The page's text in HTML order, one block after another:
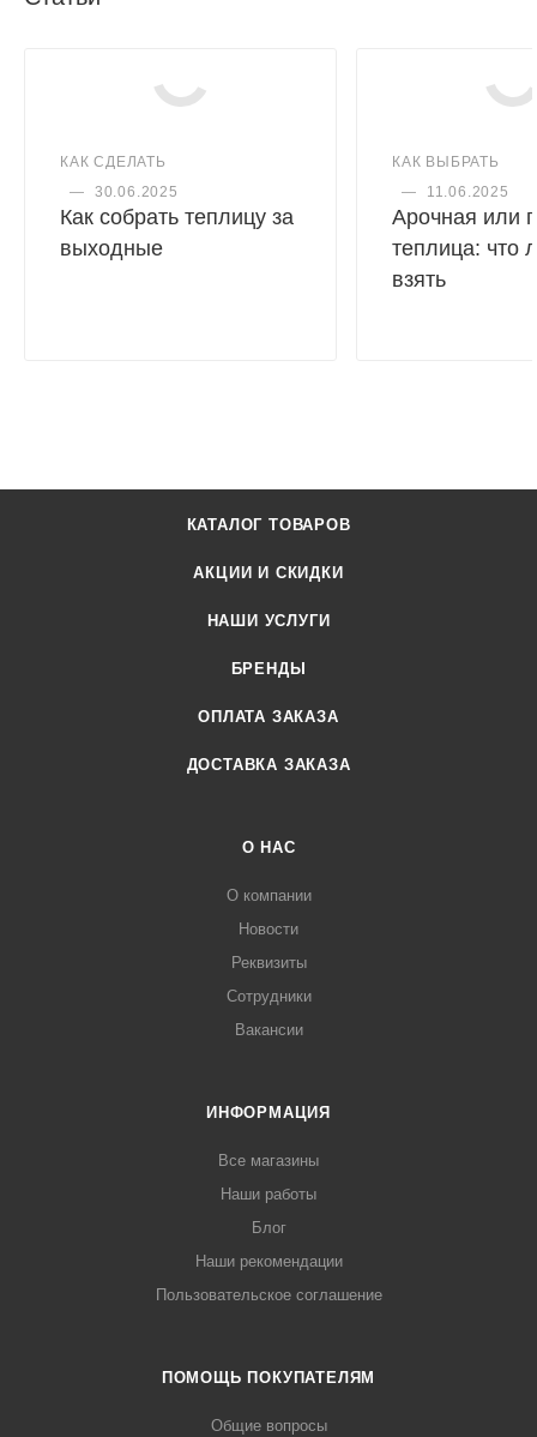
КАК СДЕЛАТЬ
—
30.06.2025
Как собрать теплицу за
выходные
КАК ВЫБРАТЬ
—
11.06.2025
Арочная или
теплица: что
взять
КАТАЛОГ ТОВАРОВ
АКЦИИ И СКИДКИ
НАШИ УСЛУГИ
БРЕНДЫ
ОПЛАТА ЗАКАЗА
ДОСТАВКА ЗАКАЗА
О НАС
О компании
Новости
Реквизиты
Сотрудники
Вакансии
ИНФОРМАЦИЯ
Все магазины
Наши работы
Блог
Наши рекомендации
Пользовательское соглашение
ПОМОЩЬ ПОКУПАТЕЛЯМ
Общие вопросы